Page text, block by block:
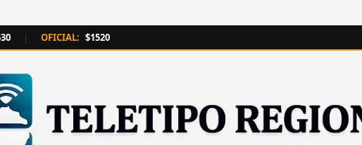
| OFICIAL: $1520